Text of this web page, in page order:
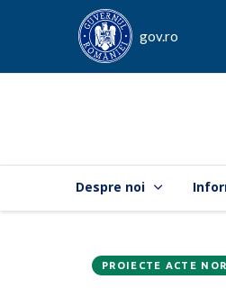
gov.ro
Despre noi
CATEGORIA:
PROIECTE ACTE
Data